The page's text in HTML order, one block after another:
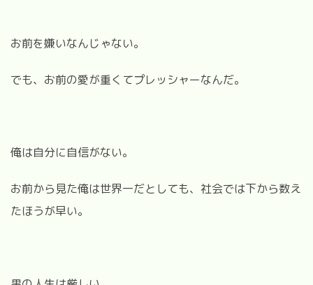
お前を嫌いなんじゃない。
でも、お前の愛が重くてプレッシャーなんだ。
俺は自分に自信がない。
お前から見た俺は世界一だとしても、社会では下から数え
たほうが早い。